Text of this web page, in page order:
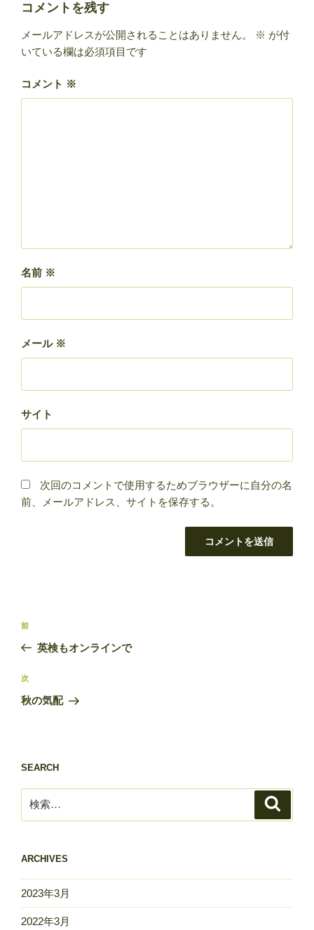
コメントを残す
メールアドレスが公開されることはありません。 ※ が付
いている欄は必須項目です
コメント ※
名前 ※
メール ※
サイト
次回のコメントで使用するためブラウザーに自分の名
前、メールアドレス、サイトを保存する。
投
ナ
ビ
ゲ
ン
前
の
稿
前
英検もオンラインで
次
の
次
秋の気配
SEARCH
索:
ARCHIVES
2023年3月
2022年3月